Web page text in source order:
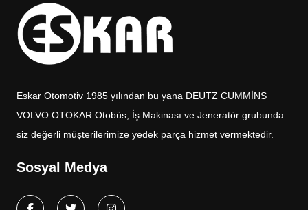
Eskar Otomotiv 1985 yılından bu yana DEUTZ CUMMİNS
VOLVO OTOKAR Otobüs, İş Makinası ve Jeneratör grubunda
siz değerli müşterilerimize yedek parça hizmet vermektedir.
Sosyal Medya